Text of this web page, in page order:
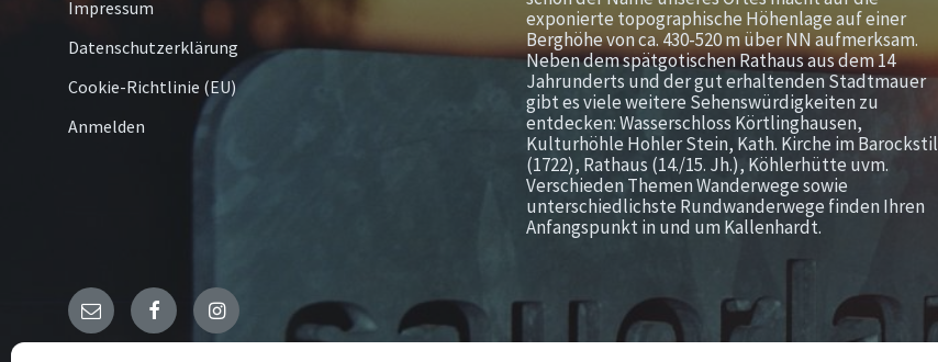
Impressum
Datenschutzerklärung
Cookie-Richtlinie (EU)
Anmelden
exponierte topographische Höhenlage auf einer
Berghöhe von ca. 430-520 m über NN aufmerksam.
Neben dem spätgotischen Rathaus aus dem 14
Jahrunderts und der gut erhaltenden Stadtmauer
gibt es viele weitere Sehenswürdigkeiten zu
entdecken: Wasserschloss Körtlinghausen,
Kulturhöhle Hohler Stein, Kath. Kirche im Barockstil
(1722), Rathaus (14./15. Jh.), Köhlerhütte uvm.
Verschieden Themen Wanderwege sowie
unterschiedlichste Rundwanderwege finden Ihren
Anfangspunkt in und um Kallenhardt.
Email FacebookInstagram